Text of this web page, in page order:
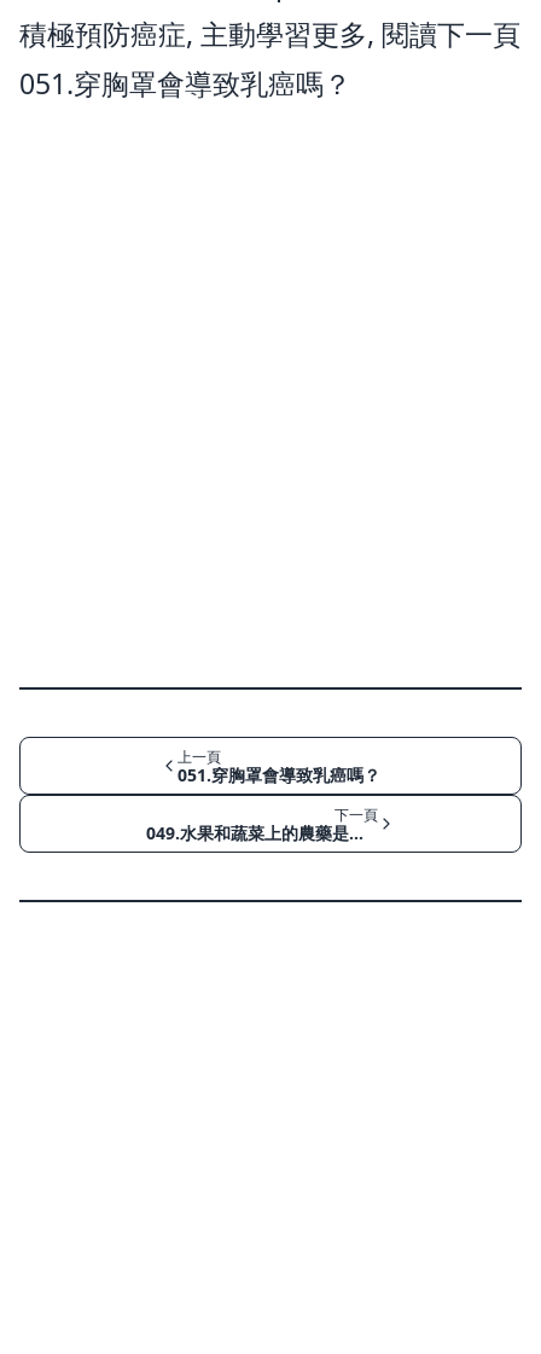
積極預防癌症, 主動學習更多, 閱讀下一頁
051.穿胸罩會導致乳癌嗎？
上一頁
051.穿胸罩會導致乳癌嗎？
下一頁
049.水果和蔬菜上的農藥是否會導致癌症？